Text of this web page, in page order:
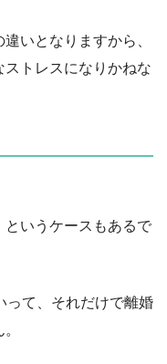
いとなりますから、
トレスになりかねな
いうケースもあるで
って、それだけで離婚